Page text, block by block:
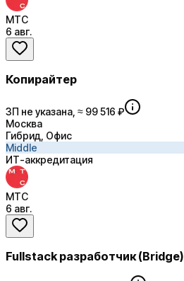
МТС
6 авг.
Копирайтер
ЗП не указана, ≈ 99 516 ₽
Москва
Гибрид, Офис
Middle
ИТ-аккредитация
МТС
6 авг.
Fullstack разработчик (Bridge)